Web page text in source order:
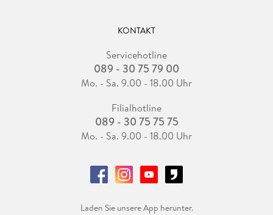
KONTAKT
Servicehotline
089 - 30 75 79 00
Mo. - Sa. 9.00 - 18.00 Uhr
Filialhotline
089 - 30 75 75 75
Mo. - Sa. 9.00 - 18.00 Uhr
Laden Sie unsere App herunter.